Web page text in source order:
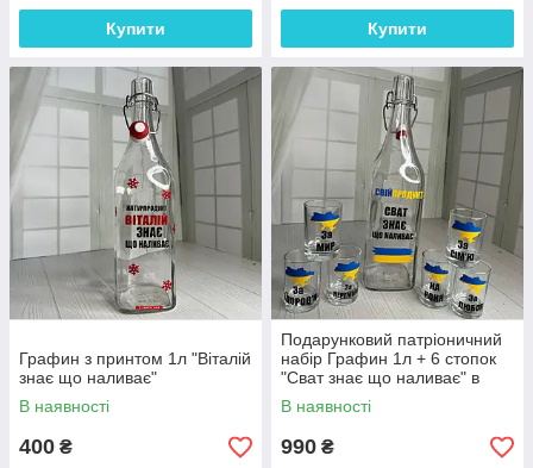
Купити Купити
Графин з принтом 1л "Віталій
знає що наливає"
В наявності
400 ₴
Подарунковий патріоничний
набір Графин 1л + 6 стопок
"Сват знає що наливає" в
коробці
В наявності
990 ₴